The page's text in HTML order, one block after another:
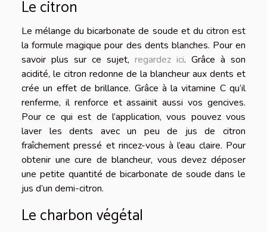
Le citron
Le mélange du bicarbonate de soude et du citron est
la formule magique pour des dents blanches. Pour en
savoir plus sur ce sujet, regardez ici. Grâce à son
acidité, le citron redonne de la blancheur aux dents et
crée un effet de brillance. Grâce à la vitamine C qu’il
renferme, il renforce et assainit aussi vos gencives.
Pour ce qui est de l’application, vous pouvez vous
laver les dents avec un peu de jus de citron
fraîchement pressé et rincez-vous à l’eau claire. Pour
obtenir une cure de blancheur, vous devez déposer
une petite quantité de bicarbonate de soude dans le
jus d’un demi-citron.
Le charbon végétal